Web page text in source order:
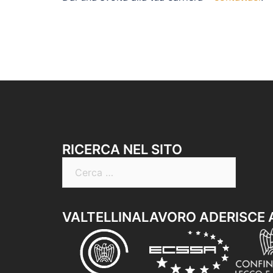
RICERCA NEL SITO
per:
VALTELLINALAVORO ADERISCE